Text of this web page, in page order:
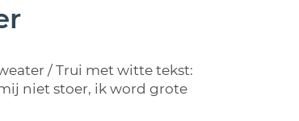
/ Trui met witte tekst:
niet stoer, ik word grote